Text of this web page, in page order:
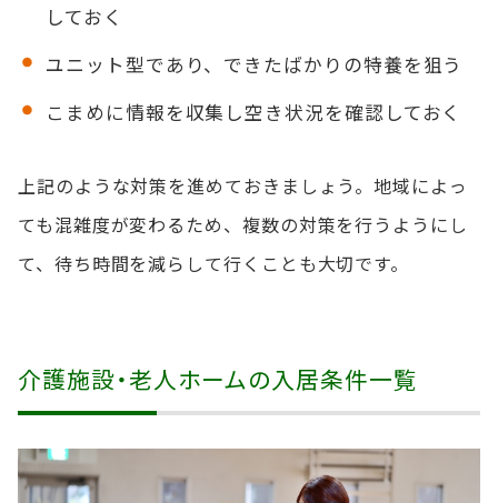
しておく
ユニット型であり、できたばかりの特養を狙う
こまめに情報を収集し空き状況を確認しておく
上記のような対策を進めておきましょう。地域によっ
ても混雑度が変わるため、複数の対策を行うようにし
て、待ち時間を減らして行くことも大切です。
介護施設・老人ホームの入居条件一覧